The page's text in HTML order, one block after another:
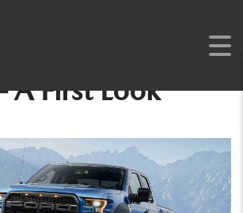
Ford F-150
A First Look